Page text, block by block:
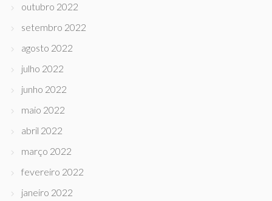
outubro 2022
setembro 2022
agosto 2022
julho 2022
junho 2022
maio 2022
abril 2022
março 2022
fevereiro 2022
janeiro 2022